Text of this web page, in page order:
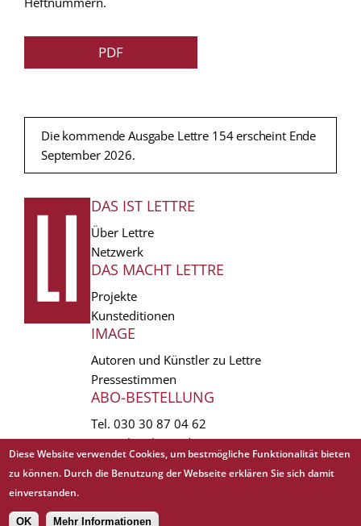
PDF
Die kommende Ausgabe Lettre 154 erscheint Ende
September 2026.
FUSSZEILE
DAS IST LETTRE
Über Lettre
Netzwerk
DAS MACHT LETTRE
Projekte
Kunsteditionen
IMAGE
Autoren und Künstler zu Lettre
Pressestimmen
ABO-BESTELLUNG
Tel. 030 30 87 04 62
vertrieb(at)lettre.de
Copyright © 1988 - 2026 Lettre International. All rights reserved.
EXTRA
Diese Website verwendet Cookies, um bestmögliche Funktionalität bieten
zu können. Durch die Benutzung der Webseite erklären Sie sich damit
einverstanden.
OK Mehr Informationen